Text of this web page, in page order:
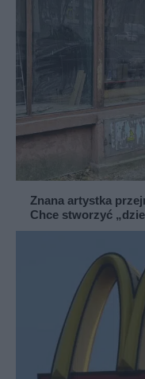
Znana artystka
Chce stworzyć